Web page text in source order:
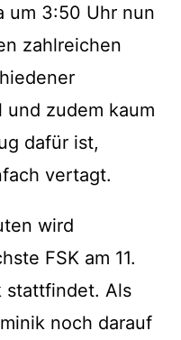
um 3:50 Uhr nun
zahlreichen
zudem kaum
dafür ist,
vertagt.
wird
FSK am 11.
stattfindet. Als
noch darauf